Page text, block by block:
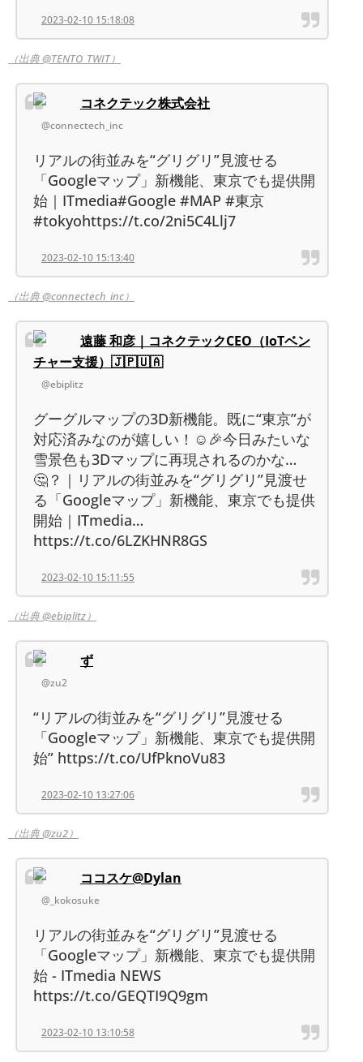
2023-02-10 15:18:08
（出典 @TENTO_TWIT）
コネクテック株式会社
@connectech_inc
リアルの街並みを“グリグリ”見渡せる
「Googleマップ」新機能、東京でも提供開
始｜ITmedia#Google #MAP #東京
#tokyohttps://t.co/2ni5C4Llj7
2023-02-10 15:13:40
（出典 @connectech_inc）
遠藤 和彦｜コネクテックCEO（IoTベン
チャー支援）🇯🇵🇺🇦
@ebiplitz
グーグルマップの3D新機能。既に“東京”が
対応済みなのが嬉しい！☺️🎉今日みたいな
雪景色も3Dマップに再現されるのかな…
🤔？｜リアルの街並みを“グリグリ”見渡せ
る「Googleマップ」新機能、東京でも提供
開始｜ITmedia…
https://t.co/6LZKHNR8GS
2023-02-10 15:11:55
（出典 @ebiplitz）
ず
@zu2
“リアルの街並みを“グリグリ”見渡せる
「Googleマップ」新機能、東京でも提供開
始” https://t.co/UfPknoVu83
2023-02-10 13:27:06
（出典 @zu2）
ココスケ@Dylan
@_kokosuke
リアルの街並みを“グリグリ”見渡せる
「Googleマップ」新機能、東京でも提供開
始 - ITmedia NEWS
https://t.co/GEQTI9Q9gm
2023-02-10 13:10:58